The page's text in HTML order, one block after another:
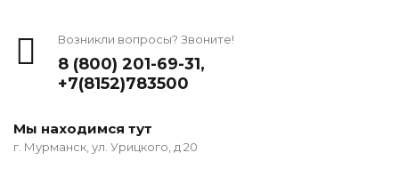
Возникли вопросы? Звоните!
8 (800) 201-69-31,
+7(8152)783500
Мы находимся тут
г. Мурманск, ул. Урицкого, д 20